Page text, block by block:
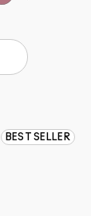
BEST SELLER